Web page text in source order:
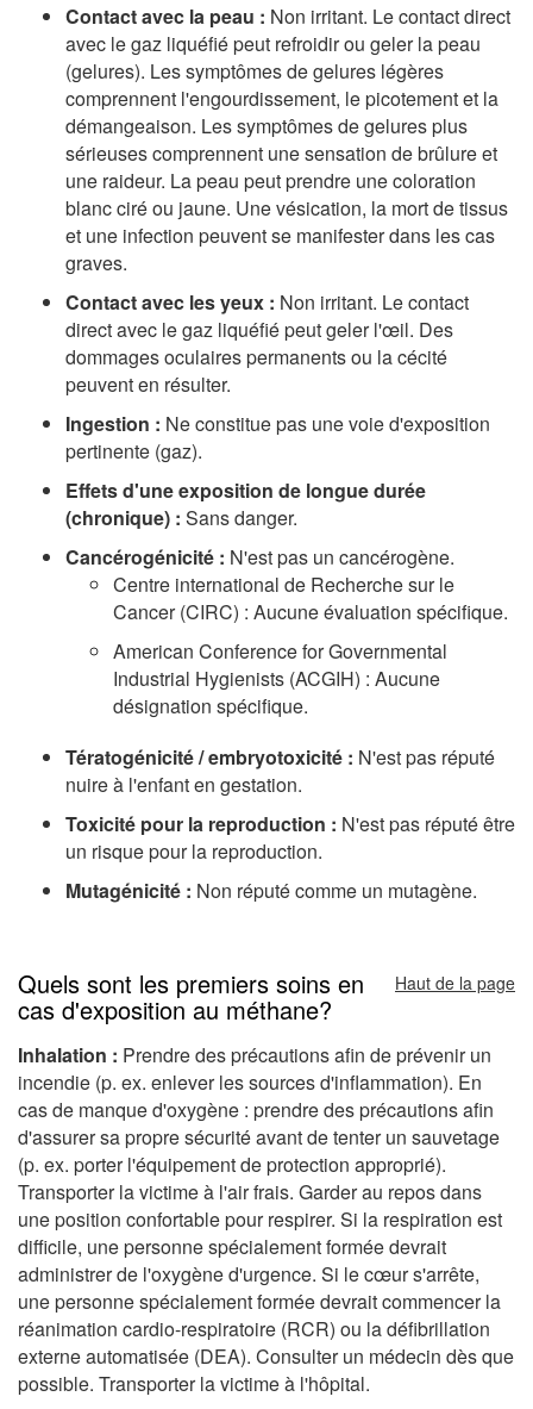
Contact avec la peau : Non irritant. Le contact direct
avec le gaz liquéfié peut refroidir ou geler la peau
(gelures). Les symptômes de gelures légères
comprennent l'engourdissement, le picotement et la
démangeaison. Les symptômes de gelures plus
sérieuses comprennent une sensation de brûlure et
une raideur. La peau peut prendre une coloration
blanc ciré ou jaune. Une vésication, la mort de tissus
et une infection peuvent se manifester dans les cas
graves.
Contact avec les yeux : Non irritant. Le contact
direct avec le gaz liquéfié peut geler l'œil. Des
dommages oculaires permanents ou la cécité
peuvent en résulter.
Ingestion : Ne constitue pas une voie d'exposition
pertinente (gaz).
Effets d'une exposition de longue durée
(chronique) : Sans danger.
Cancérogénicité : N'est pas un cancérogène.
Centre international de Recherche sur le
Cancer (CIRC) : Aucune évaluation spécifique.
American Conference for Governmental
Industrial Hygienists (ACGIH) : Aucune
désignation spécifique.
Tératogénicité / embryotoxicité : N'est pas réputé
nuire à l'enfant en gestation.
Toxicité pour la reproduction : N'est pas réputé être
un risque pour la reproduction.
Mutagénicité : Non réputé comme un mutagène.
Quels sont les premiers soins en
cas d'exposition au méthane?
Haut de la page
Inhalation : Prendre des précautions afin de prévenir un
incendie (p. ex. enlever les sources d'inflammation). En
cas de manque d'oxygène : prendre des précautions afin
d'assurer sa propre sécurité avant de tenter un sauvetage
(p. ex. porter l'équipement de protection approprié).
Transporter la victime à l'air frais. Garder au repos dans
une position confortable pour respirer. Si la respiration est
difficile, une personne spécialement formée devrait
administrer de l'oxygène d'urgence. Si le cœur s'arrête,
une personne spécialement formée devrait commencer la
réanimation cardio-respiratoire (RCR) ou la défibrillation
externe automatisée (DEA). Consulter un médecin dès que
possible. Transporter la victime à l'hôpital.